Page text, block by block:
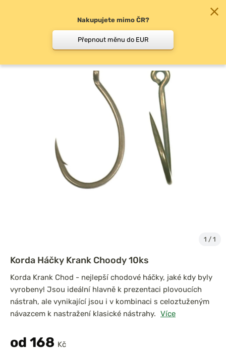
Háčky s očkem
1 / 1
Korda Háčky Krank Choody 10ks
Korda Krank Chod - nejlepší chodové háčky, jaké kdy byly
vyrobeny! Jsou ideální hlavně k prezentaci plovoucích
nástrah, ale vynikající jsou i v kombinaci s celoztuženým
návazcem k nastražení klasické nástrahy. Více
od 168 Kč
Nakupujete mimo ČR?
Přepnout měnu do EUR